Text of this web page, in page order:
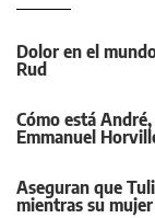
Dolor en el
Rud
Cómo está
Emmanuel
Aseguran que
mientras su